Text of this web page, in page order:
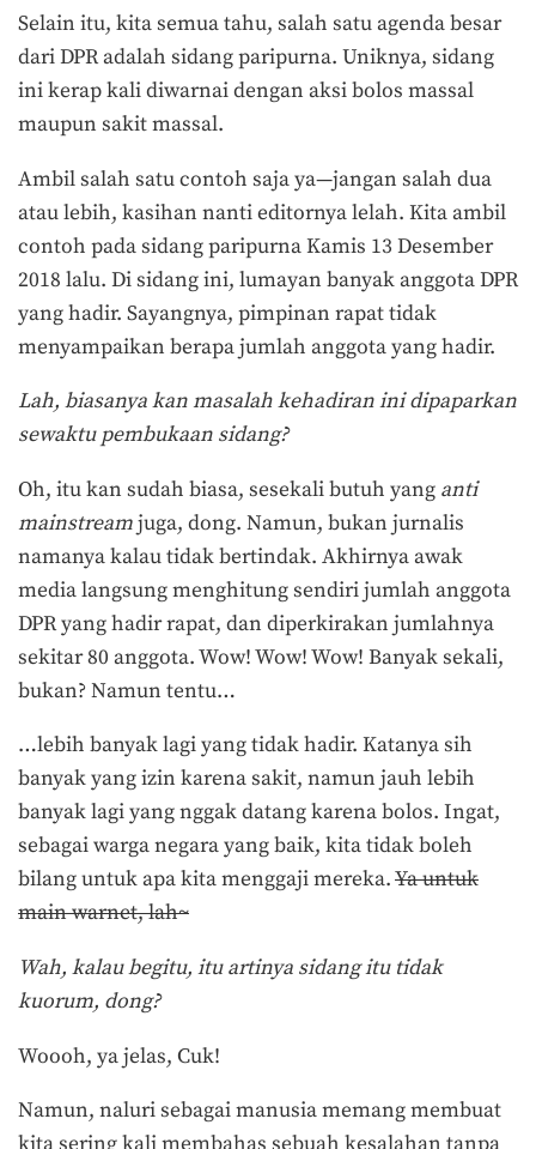
Selain itu, kita semua tahu, salah satu agenda besar
dari DPR adalah sidang paripurna. Uniknya, sidang
ini kerap kali diwarnai dengan aksi bolos massal
maupun sakit massal.
Ambil salah satu contoh saja ya—jangan salah dua
atau lebih, kasihan nanti editornya lelah. Kita ambil
contoh pada sidang paripurna Kamis 13 Desember
2018 lalu. Di sidang ini, lumayan banyak anggota DPR
yang hadir. Sayangnya, pimpinan rapat tidak
menyampaikan berapa jumlah anggota yang hadir.
Lah, biasanya kan masalah kehadiran ini dipaparkan
sewaktu pembukaan sidang?
Oh, itu kan sudah biasa, sesekali butuh yang anti
mainstreamjuga, dong. Namun, bukan jurnalis
namanya kalau tidak bertindak. Akhirnya awak
media langsung menghitung sendiri jumlah anggota
DPR yang hadir rapat, dan diperkirakan jumlahnya
sekitar 80 anggota. Wow! Wow! Wow! Banyak sekali,
bukan? Namun tentu…
…lebih banyak lagi yang tidak hadir. Katanya sih
banyak yang izin karena sakit, namun jauh lebih
banyak lagi yang nggak datang karena bolos. Ingat,
sebagai warga negara yang baik, kita tidak boleh
bilang untuk apa kita menggaji mereka.Ya untuk
main warnet, lah~
Wah, kalau begitu, itu artinya sidang itu tidak
kuorum, dong?
Woooh, ya jelas, Cuk!
Namun, naluri sebagai manusia memang membuat